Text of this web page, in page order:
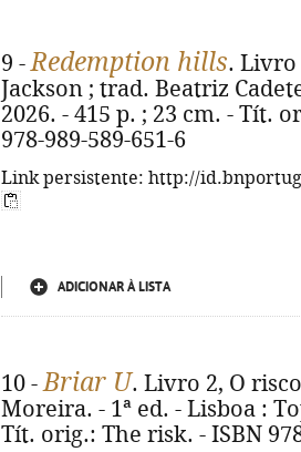
9 -Redemption hills. Livro
Jackson ; trad. Beatriz
2026. - 415 p. ; 23 cm. - Tít.
978-989-589-651-6
Link persistente: http://
ADICIONAR À LISTA
10 -Briar U. Livro 2, O
Moreira. - 1ª ed. - Lisboa :
Tít. orig.: The risk. - ISBN